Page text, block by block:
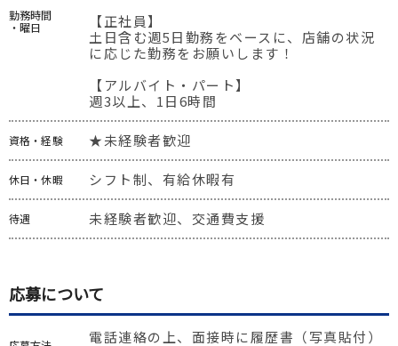
勤務時間
・曜日
【正社員】
土日含む週5日勤務をベースに、店舗の状況
に応じた勤務をお願いします！
【アルバイト・パート】
週3以上、1日6時間
資格・経験 ★未経験者歓迎
休日・休暇 シフト制、有給休暇有
待遇 未経験者歓迎、交通費支援
応募について
電話連絡の上、面接時に履歴書（写真貼付）